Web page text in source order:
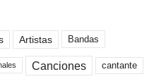
Artistas Bandas
Canciones cantante